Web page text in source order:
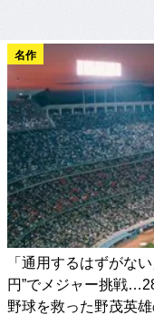
名作
「通用するはずがな
円”でメジャー挑戦
野球を救った野茂英